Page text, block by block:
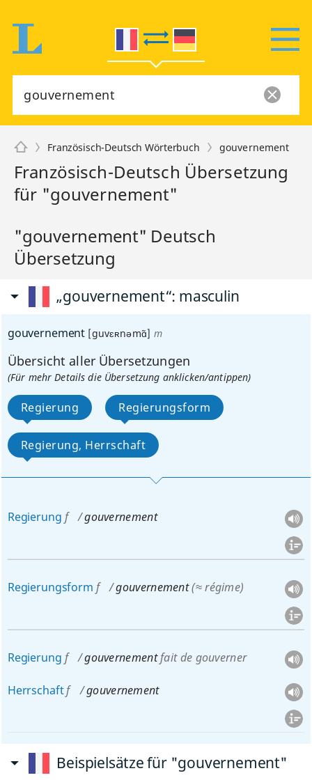
Französisch-Deutsch Wörterbuch gouvernement
Französisch-Deutsch Übersetzung
für "gouvernement"
"gouvernement" Deutsch
Übersetzung
„gouvernement“: masculin
gouvernement [guvɛʀnəmɑ̃] m
Übersicht aller Übersetzungen
(Für mehr Details die Übersetzung anklicken/antippen)
Regierung Regierungsform
Regierung, Herrschaft
Regierung f gouvernement
Regierungsform f gouvernement(≈ régime)
Regierung f gouvernementfait de gouverner
Herrschaftf gouvernement
Beispielsätze für "gouvernement"